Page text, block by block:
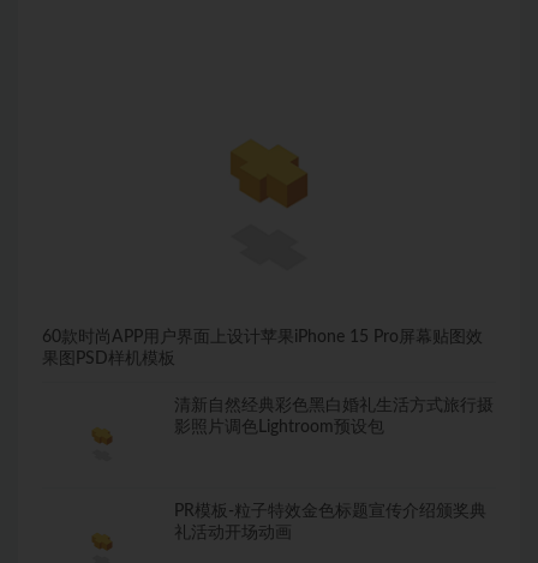
60款时尚APP用户界面上设计苹果iPhone 15 Pro屏幕贴图效
果图PSD样机模板
清新自然经典彩色黑白婚礼生活方式旅行摄
影照片调色Lightroom预设包
PR模板-粒子特效金色标题宣传介绍颁奖典
礼活动开场动画